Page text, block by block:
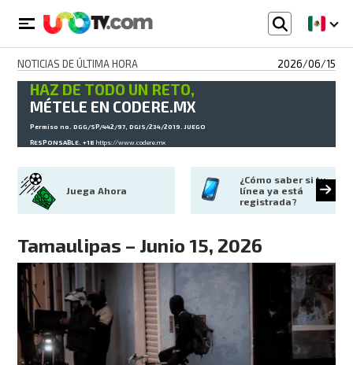
NOTICIAS DE ÚLTIMA HORA 2026/06/15
HAZ DE TODO UN RETO,
MÉTELE EN CODERE.MX
Permiso no. DGG/SP/442/97, DGJS/234/2019. JUEGO
RESPONSABLE. +18https://www.codere.mx
Juega Ahora
¿Cómo saber si tu
línea ya está
registrada?
Tamaulipas – Junio 15, 2026